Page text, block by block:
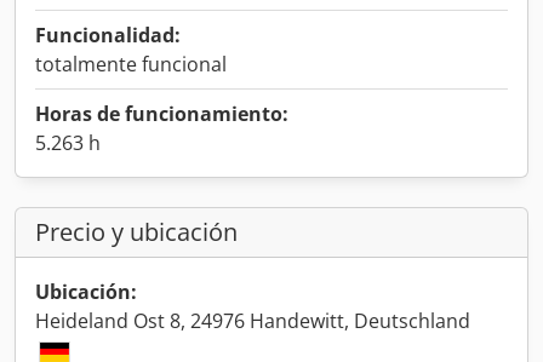
Funcionalidad:
totalmente funcional
Horas de funcionamiento:
5.263 h
Precio y ubicación
Ubicación:
Heideland Ost 8, 24976 Handewitt, Deutschland